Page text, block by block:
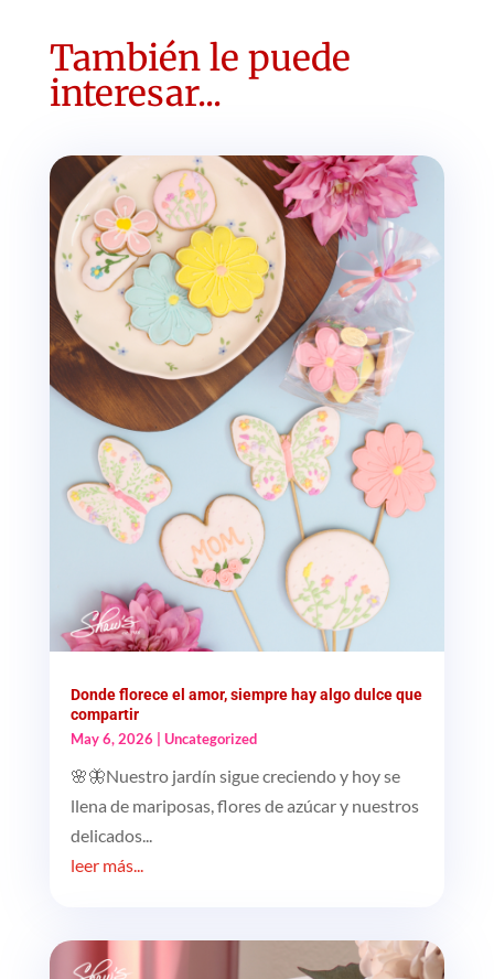
También le puede
interesar...
Donde florece el amor, siempre hay algo dulce que
compartir
May 6, 2026
Uncategorized
🌸🦋Nuestro jardín sigue creciendo y hoy se
llena de mariposas, flores de azúcar y nuestros
delicados...
leer más...